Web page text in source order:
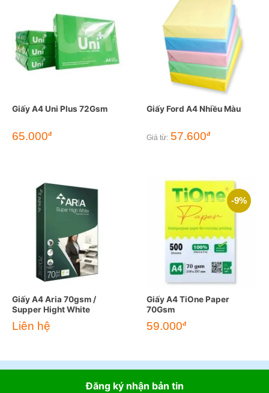
Giấy A4 Uni Plus 72Gsm
65.000đ
Giấy Ford A4 Nhiều Màu
Giá từ: 57.600đ
Giấy A4 Aria 70gsm /
Supper Hight White
Liên hệ
-9%
Giấy A4 TiOne Paper
70Gsm
Giá
gốc
59.000đGiá
Đăng ký nhận bản tin